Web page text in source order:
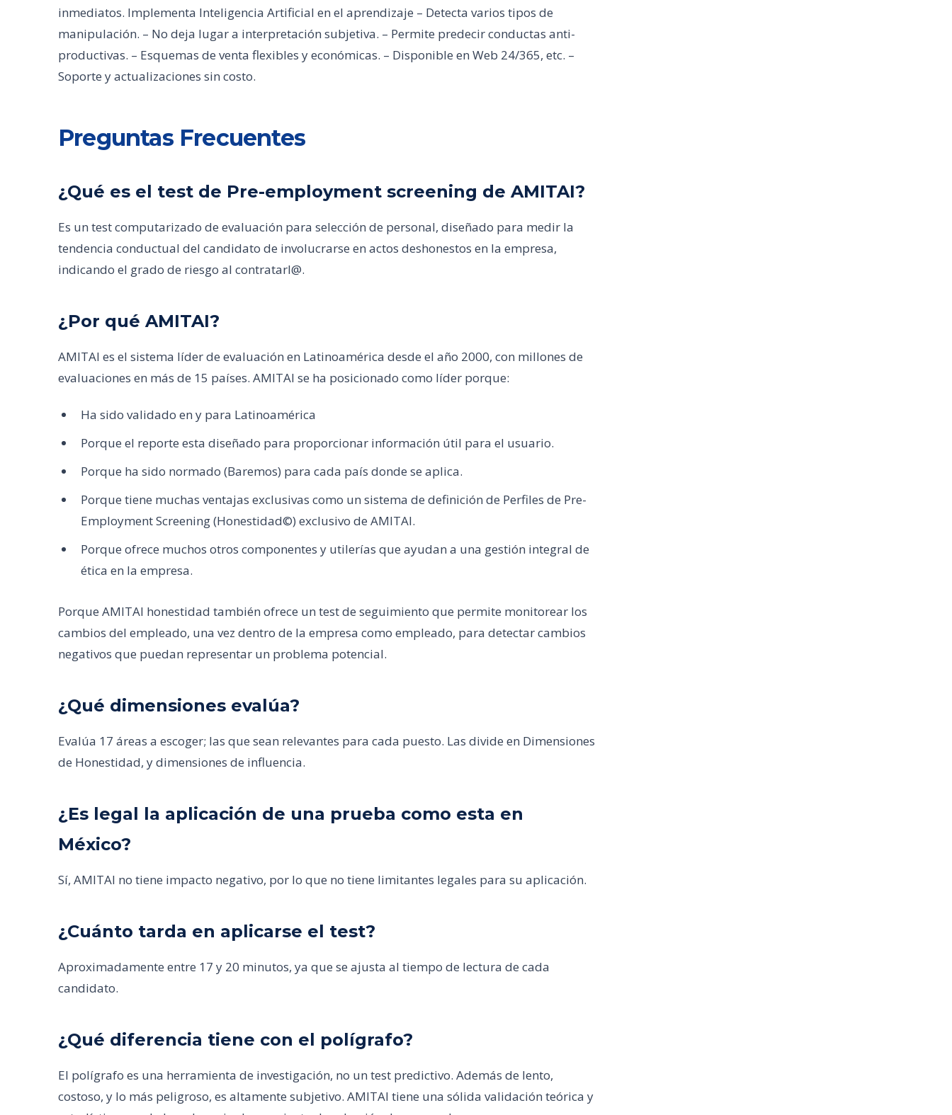
inmediatos. Implementa Inteligencia Artificial en el aprendizaje – Detecta varios tipos de
manipulación. – No deja lugar a interpretación subjetiva. – Permite predecir conductas anti-
productivas. – Esquemas de venta flexibles y económicas. – Disponible en Web 24/365, etc. –
Soporte y actualizaciones sin costo.
Preguntas Frecuentes
¿Qué es el test de Pre-employment screening de AMITAI?
Es un test computarizado de evaluación para selección de personal, diseñado para medir la
tendencia conductual del candidato de involucrarse en actos deshonestos en la empresa,
indicando el grado de riesgo al contratarl@.
¿Por qué AMITAI?
AMITAI es el sistema líder de evaluación en Latinoamérica desde el año 2000, con millones de
evaluaciones en más de 15 países. AMITAI se ha posicionado como líder porque:
Ha sido validado en y para Latinoamérica
Porque el reporte esta diseñado para proporcionar información útil para el usuario.
Porque ha sido normado (Baremos) para cada país donde se aplica.
Porque tiene muchas ventajas exclusivas como un sistema de definición de Perfiles de Pre-
Employment Screening (Honestidad©) exclusivo de AMITAI.
Porque ofrece muchos otros componentes y utilerías que ayudan a una gestión integral de
ética en la empresa.
Porque AMITAI honestidad también ofrece un test de seguimiento que permite monitorear los
cambios del empleado, una vez dentro de la empresa como empleado, para detectar cambios
negativos que puedan representar un problema potencial.
¿Qué dimensiones evalúa?
Evalúa 17 áreas a escoger; las que sean relevantes para cada puesto. Las divide en Dimensiones
de Honestidad, y dimensiones de influencia.
¿Es legal la aplicación de una prueba como esta en
México?
Sí, AMITAI no tiene impacto negativo, por lo que no tiene limitantes legales para su aplicación.
¿Cuánto tarda en aplicarse el test?
Aproximadamente entre 17 y 20 minutos, ya que se ajusta al tiempo de lectura de cada
candidato.
¿Qué diferencia tiene con el polígrafo?
El polígrafo es una herramienta de investigación, no un test predictivo. Además de lento,
costoso, y lo más peligroso, es altamente subjetivo. AMITAI tiene una sólida validación teórica y